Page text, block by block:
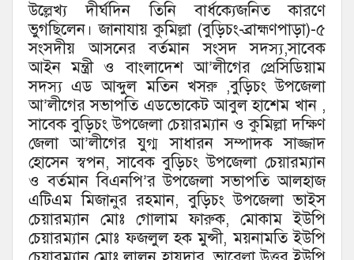
উল্লেখ্য দীর্ঘদিন তিনি বার্ধক্যেজনিত কারণে
ভুগছিলেন। জানাযায় কুমিল্লা (বুড়িচং-ব্রাহ্মণপাড়া)-৫
সংসদীয় আসনের বর্তমান সংসদ সদস্য,সাবেক
আইন মন্ত্রী ও বাংলাদেশ আ’লীগের প্রেসিডিয়াম
সদস্য এড আব্দুল মতিন খসরু ,বুড়িচং উপজেলা
আ’লীগের সভাপতি এডভোকেট আবুল হাশেম খান ,
সাবেক বুড়িচং উপজেলা চেয়ারম্যান ও কুমিল্লা দক্ষিণ
জেলা আ’লীগের যুগ্ম সাধারন সম্পাদক সাজ্জাদ
হোসেন স্বপন, সাবেক বুড়িচং উপজেলা চেয়ারম্যান
ও বর্তমান বিএনপি’র উপজেলা সভাপতি আলহাজ
এটিএম মিজানুর রহমান, বুড়িচং উপজেলা ভাইস
চেয়ারম্যান মোঃ গোলাম ফারুক, মোকাম ইউপি
চেয়ারম্যান মোঃ ফজলুল হক মুন্সী, ময়নামতি ইউপি